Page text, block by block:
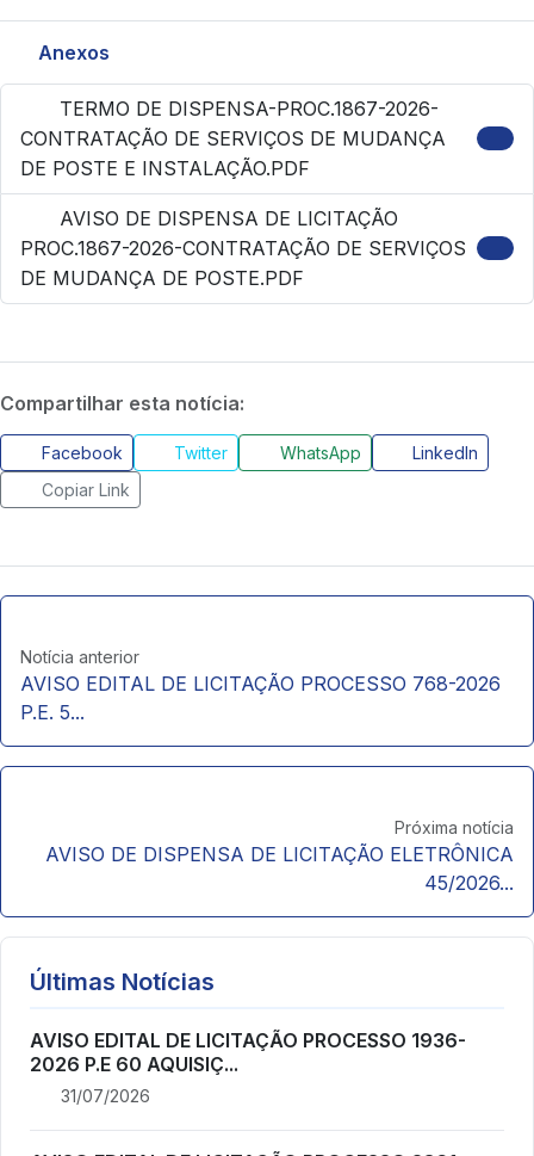
Anexos
TERMO DE DISPENSA-PROC.1867-2026-
CONTRATAÇÃO DE SERVIÇOS DE MUDANÇA
DE POSTE E INSTALAÇÃO.PDF
AVISO DE DISPENSA DE LICITAÇÃO
PROC.1867-2026-CONTRATAÇÃO DE SERVIÇOS
DE MUDANÇA DE POSTE.PDF
Compartilhar esta notícia:
Facebook Twitter WhatsApp
LinkedIn
Copiar Link
Notícia anterior
AVISO EDITAL DE LICITAÇÃO PROCESSO 768-2026
P.E. 5...
Próxima notícia
AVISO DE DISPENSA DE LICITAÇÃO ELETRÔNICA
45/2026...
Últimas Notícias
AVISO EDITAL DE LICITAÇÃO PROCESSO 1936-
2026 P.E 60 AQUISIÇ...
31/07/2026